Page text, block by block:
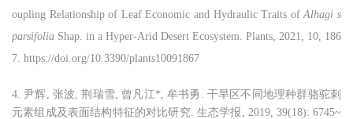
oupling Relationship of Leaf Economic and Hydraulic Traits ofAlhagi s
parsifolia Shap. in a Hyper-Arid Desert Ecosystem. Plants, 2021, 10, 186
7. https://doi.org/10.3390/plants10091867
4.尹辉 , 张波, 荆瑞雪, 曾凡江*, 牟书勇 . 干旱区不同地理种群骆驼刺
元素组成及表面结构特征的对比研究. 生态学报 , 2019, 39(18): 6745~